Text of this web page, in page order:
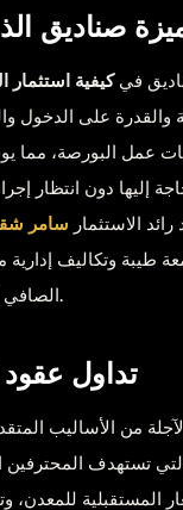
فيكيفية
والقدرة على
عمل البورصة، مما
إليها دون انتظار
الاستثمار سامر
طيبة وتكاليف إدارية
الصافي للمحفظة الاستثمارية.
تداول
من الأساليب
تستهدف المحترفين
المستقبلية للمعدن،